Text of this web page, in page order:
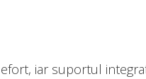
iar suportul